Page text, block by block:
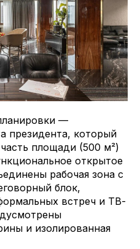
—
президента, который
площади (500 м²)
открытое
рабочая зона с
блок,
встреч и ТВ-
и изолированная